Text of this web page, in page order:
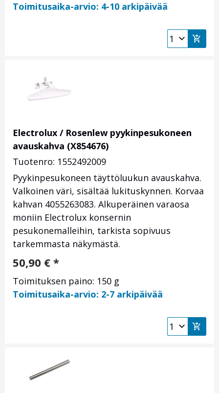
Toimitusaika-arvio: 4-10 arkipäivää
Electrolux / Rosenlew pyykinpesukoneen
avauskahva (X854676)
Tuotenro: 1552492009
Pyykinpesukoneen täyttöluukun avauskahva.
Valkoinen väri, sisältää lukituskynnen. Korvaa
kahvan 4055263083. Alkuperäinen varaosa
moniin Electrolux konsernin
pesukonemalleihin, tarkista sopivuus
tarkemmasta näkymästä.
50,90 € *
Toimituksen paino: 150 g
Toimitusaika-arvio: 2-7 arkipäivää